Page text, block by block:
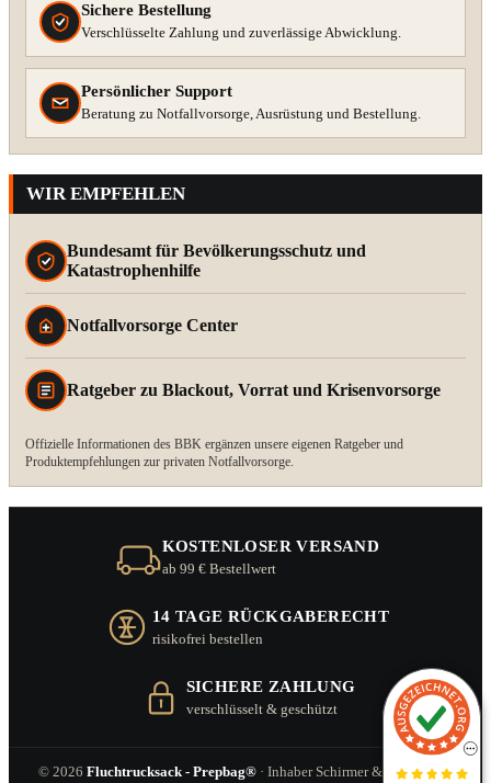
Sichere Bestellung
Verschlüsselte Zahlung und zuverlässige Abwicklung.
Persönlicher Support
Beratung zu Notfallvorsorge, Ausrüstung und Bestellung.
WIR EMPFEHLEN
Bundesamt für Bevölkerungsschutz und
Katastrophenhilfe
Notfallvorsorge Center
Ratgeber zu Blackout, Vorrat und Krisenvorsorge
Offizielle Informationen des BBK ergänzen unsere eigenen Ratgeber und
Produktempfehlungen zur privaten Notfallvorsorge.
KOSTENLOSER VERSAND
ab 99 € Bestellwert
14 TAGE RÜCKGABERECHT
risikofrei bestellen
SICHERE ZAHLUNG
verschlüsselt & geschützt
© 2026 Fluchtrucksack - Prepbag® · Inhaber Schirmer & Zitzl GbR ·